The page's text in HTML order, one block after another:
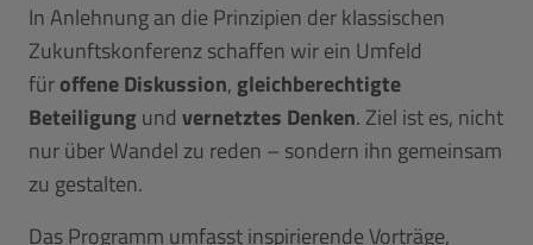
In Anlehnung an die Prinzipien der klassischen
Zukunftskonferenz schaffen wir ein Umfeld
füroffene Diskussion, gleichberechtigte
Beteiligung und vernetztes Denken. Ziel ist es, nicht
nur über Wandel zu reden – sondern ihn gemeinsam
zu gestalten.
Das Programm umfasst inspirierende Vorträge,